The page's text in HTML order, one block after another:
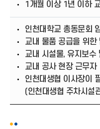
1개월 이상 1년 이하
인천대학교 총동문회
교내 물품 공급을 위한
교내 시설물, 유지보
교내 공사 현장 근무자
인천대생협 이사장이
(인천대생협 주차시설